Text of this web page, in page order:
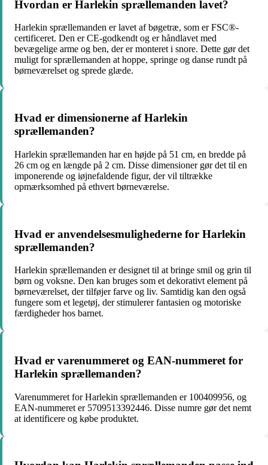
Hvordan er Harlekin sprællemanden lavet?
Harlekin sprællemanden er lavet af bøgetræ, som er FSC®-
certificeret. Den er CE-godkendt og er håndlavet med
bevægelige arme og ben, der er monteret i snore. Dette gør det
muligt for sprællemanden at hoppe, springe og danse rundt på
børneværelset og sprede glæde.
Hvad er dimensionerne af Harlekin
sprællemanden?
Harlekin sprællemanden har en højde på 51 cm, en bredde på
26 cm og en længde på 2 cm. Disse dimensioner gør det til en
imponerende og iøjnefaldende figur, der vil tiltrække
opmærksomhed på ethvert børneværelse.
Hvad er anvendelsesmulighederne for Harlekin
sprællemanden?
Harlekin sprællemanden er designet til at bringe smil og grin til
børn og voksne. Den kan bruges som et dekorativt element på
børneværelset, der tilføjer farve og liv. Samtidig kan den også
fungere som et legetøj, der stimulerer fantasien og motoriske
færdigheder hos barnet.
Hvad er varenummeret og EAN-nummeret for
Harlekin sprællemanden?
Varenummeret for Harlekin sprællemanden er 100409956, og
EAN-nummeret er 5709513392446. Disse numre gør det nemt
at identificere og købe produktet.